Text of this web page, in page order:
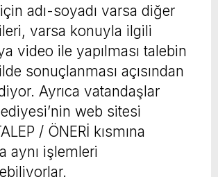
adı-soyadı varsa diğer
varsa konuyla ilgili
video ile yapılması talebin
sonuçlanması açısından
Ayrıca vatandaşlar
web sitesi
/ ÖNERİ kısmına
aynı işlemleri